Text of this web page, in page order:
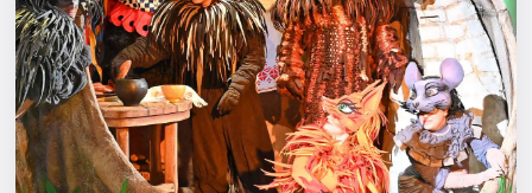
Артисты
Рейтинги